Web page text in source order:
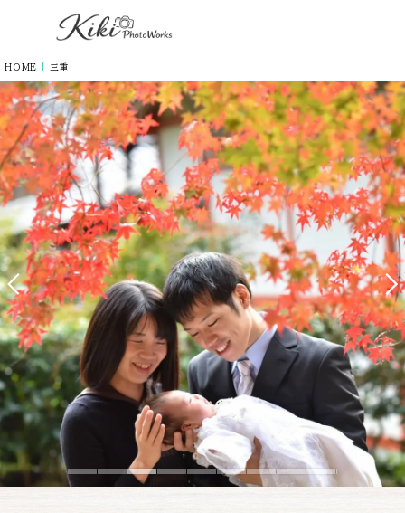
HOME 三重